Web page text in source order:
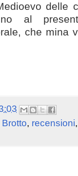
delle
al
che mina
, recensioni